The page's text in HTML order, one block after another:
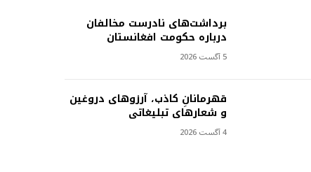
برداشت‌های نادرست مخالفان
درباره حکومت افغانستان
5 آگست 2026
قهرمانانِ کاذب، آرزوهای دروغین
و شعارهای تبلیغاتی
4 آگست 2026